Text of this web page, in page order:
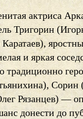
актриса
Тригорин
и яркая
Сорин
Рязанцев) —
донести до